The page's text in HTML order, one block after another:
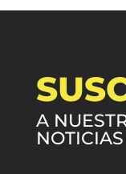
A
NOTICIAS